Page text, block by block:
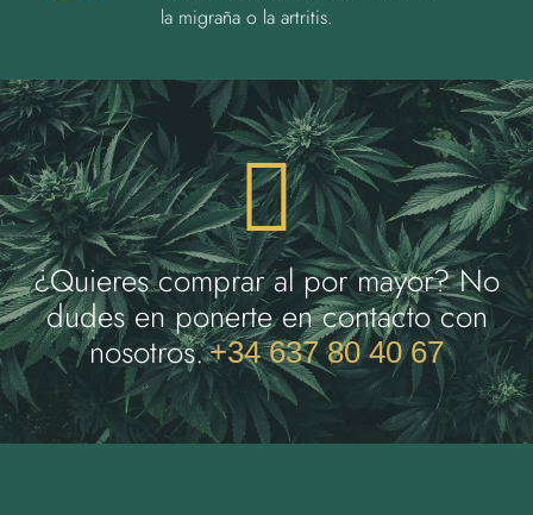
la migraña o la artritis.
¿Quieres comprar al por mayor? No
dudes en ponerte en contacto con
nosotros.+34 637 80 40 67